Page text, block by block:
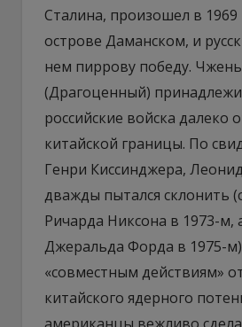
Сталина, произошел в 1969
острове Даманском, и
нем пиррову победу.
(Драгоценный)
российские войска далеко
китайской границы. По
Генри Киссинджера,
дважды пытался склонить
Ричарда Никсона в 1973-м,
Джеральда Форда в 1975-
«совместным действиям»
китайского ядерного
американцы вежливо